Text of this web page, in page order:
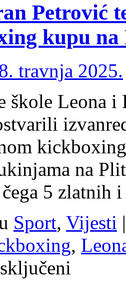
Petrović
kupu na
travnja 2025.
škole Leona
na
čega 5
Sport, Vijesti |
,